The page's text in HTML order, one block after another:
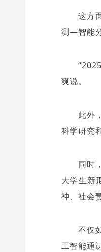
这方
测—智能
爽说。
此外
科学研究
同时
大学生新
神、社会
不仅
工智能通